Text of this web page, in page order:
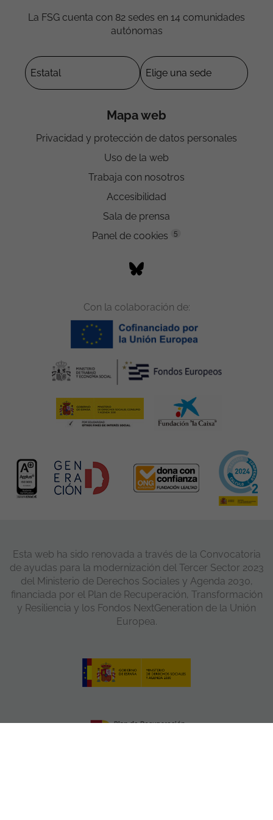
La FSG cuenta con 82 sedes en 14 comunidades
autónomas
Mapa web
Privacidad y protección de datos personales
Uso de la web
Trabaja con nosotros
Accesibilidad
Sala de prensa
Panel de cookies
5
Con la colaboración de:
Esta web ha sido renovada a través de la Convocatoria
de ayudas para la modernización del Tercer Sector 2023
del Ministerio de Derechos Sociales y Agenda 2030,
financiada por el Plan de Recuperación, Transformación
y Resiliencia y los Fondos NextGeneration de la Unión
Europea.